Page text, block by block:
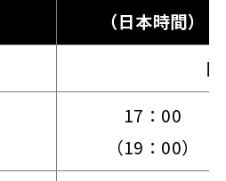
（日本時間）
17：00
（19：00）